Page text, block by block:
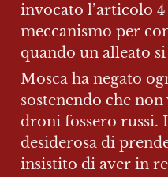
invocato l’articolo
meccanismo per
quando un alleato
Mosca ha negato
sostenendo che
droni fossero russi.
desiderosa di
insistito di aver in